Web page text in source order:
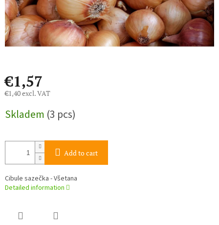
€1,57
€1,40 excl. VAT
price:
Skladem (3 pcs)
Add to cart
Cibule sazečka - Všetana
Detailed information